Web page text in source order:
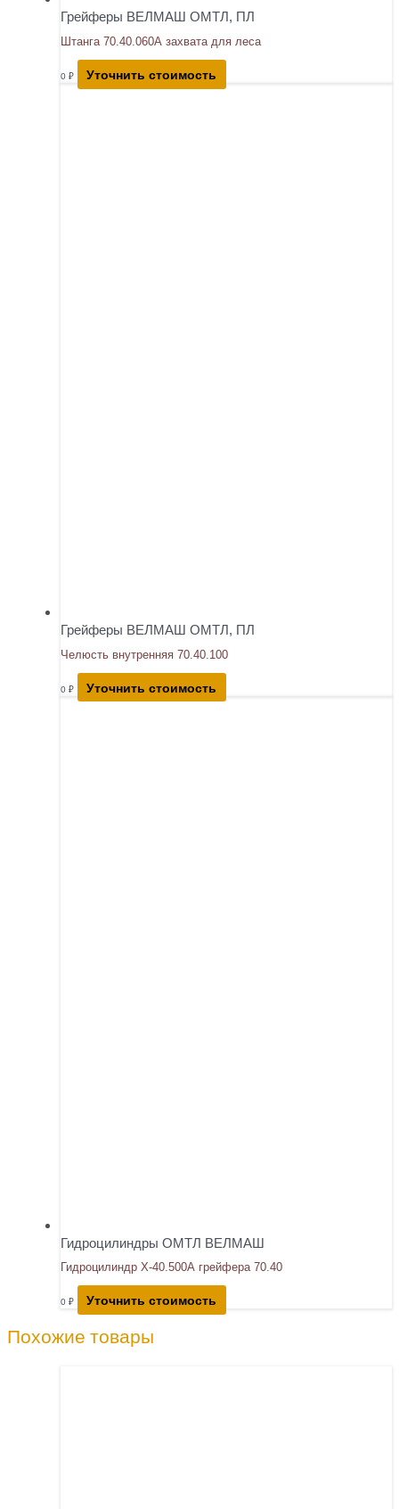
Грейферы ВЕЛМАШ ОМТЛ, ПЛ
Штанга 70.40.060А захвата для леса
0 ₽ Уточнить стоимость
Грейферы ВЕЛМАШ ОМТЛ, ПЛ
Челюсть внутренняя 70.40.100
0 ₽ Уточнить стоимость
Гидроцилиндры ОМТЛ ВЕЛМАШ
Гидроцилиндр Х-40.500А грейфера 70.40
0 ₽ Уточнить стоимость
Похожие товары